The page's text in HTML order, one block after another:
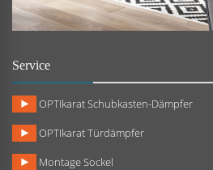
Service
OPTIkarat Schubkasten-Dämpfer
OPTIkarat Türdämpfer
Montage Sockel